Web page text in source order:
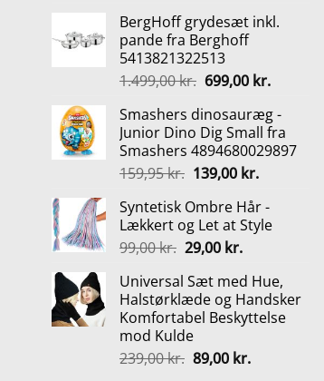
pris
var:
210,00 kr..
pris
BergHoff grydesæt inkl.
pande fra Berghoff
5413821322513
1.499,00kr. Den
pris
var:
1.499,00 kr..
699,00 kr.Den
pris
er:
699,00
Smashers dinosauræg -
Junior Dino Dig Small fra
Smashers 4894680029897
159,95kr. Den
pris
var:
159,95 kr..
139,00 kr.Den
pris
er:
Syntetisk Ombre Hår -
Lækkert og Let at Style
99,00kr. Den
pris
var:
99,00 kr..
29,00 kr.Den
pris
er:
29,00 kr..
Universal Sæt med Hue,
Halstørklæde og Handsker
Komfortabel Beskyttelse
mod Kulde
239,00kr. Den
89,00 kr.Den